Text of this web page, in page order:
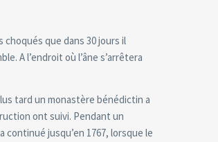
que dans 30 jours il
A l’endroit où l’âne s’arrêtera
tard un monastère bénédictin a
ont suivi. Pendant un
jusqu’en 1767, lorsque le